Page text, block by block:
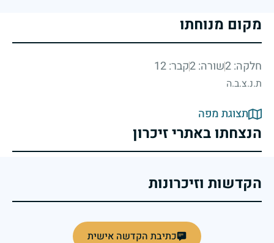
מקום מנוחתו
חלקה: 2 שורה: 2 קבר: 12
ת.נ.צ.ב.ה
תצוגת מפה
הנצחתו באתרי זיכרון
הקדשות וזיכרונות
כתיבת הקדשה אישית